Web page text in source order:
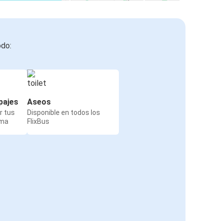
tus
Aseos
Disponible en todos los
FlixBus